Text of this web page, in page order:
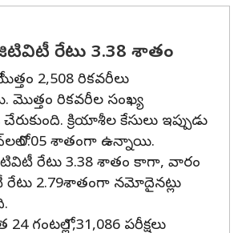
రేటు 3.38 శాతం
2,508 రికవరీలు
రికవరీల సంఖ్య
చేరుకుంది. క్రియాశీల కేసులు ఇప్పుడు
0.05 శాతంగా ఉన్నాయి.
రేటు 3.38 శాతం కాగా, వారం
2.79శాతంగా నమోదైనట్లు
గంటల్లో 1,31,086 పరీక్షలు